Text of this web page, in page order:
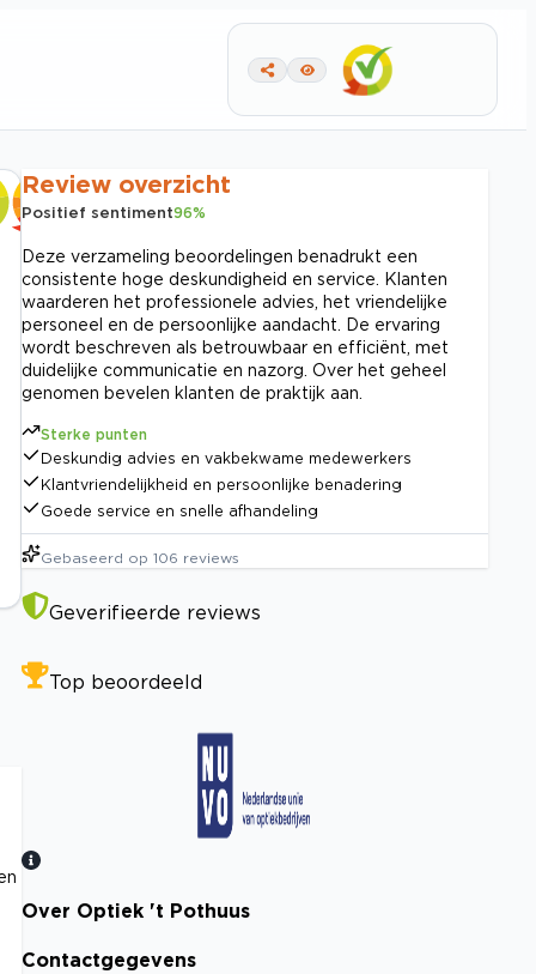
Review overzicht
Positief sentiment96%
Deze verzameling beoordelingen benadrukt een
consistente hoge deskundigheid en service. Klanten
waarderen het professionele advies, het vriendelijke
personeel en de persoonlijke aandacht. De ervaring
wordt beschreven als betrouwbaar en efficiënt, met
duidelijke communicatie en nazorg. Over het geheel
genomen bevelen klanten de praktijk aan.
Sterke punten
Deskundig advies en vakbekwame medewerkers
Klantvriendelijkheid en persoonlijke benadering
Goede service en snelle afhandeling
Gebaseerd op 106 reviews
Geverifieerde reviews
Top beoordeeld
Bekijk certificaat
Over Optiek 't Pothuus
Contactgegevens